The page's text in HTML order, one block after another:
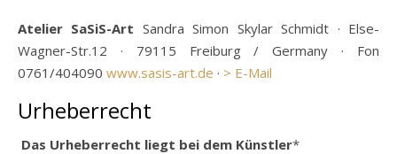
Atelier SaSiS-Art Sandra Simon Skylar Schmidt · Else-
Wagner-Str.12 · 79115 Freiburg / Germany · Fon
0761/404090 www.sasis-art.de · > E-Mail
Urheberrecht
Das Urheberrecht liegt bei dem Künstler*